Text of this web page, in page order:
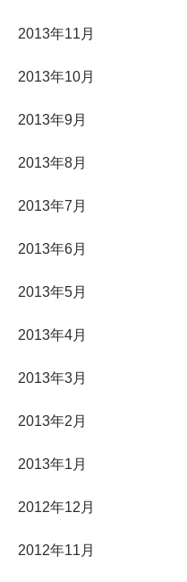
2013年11月
2013年10月
2013年9月
2013年8月
2013年7月
2013年6月
2013年5月
2013年4月
2013年3月
2013年2月
2013年1月
2012年12月
2012年11月